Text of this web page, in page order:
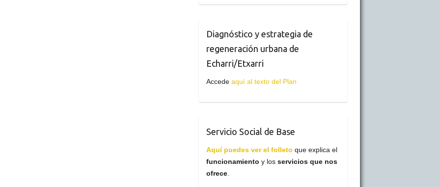
Diagnóstico y estrategia de
regeneración urbana de
Echarri/Etxarri
Accede aquí al texto del Plan
Servicio Social de Base
Aquí puedes ver el folleto que explica el
funcionamiento y los servicios que nos
ofrece.